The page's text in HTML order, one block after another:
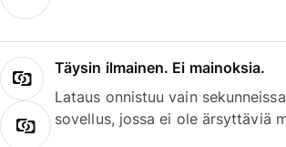
Täysin ilmainen. Ei mainoksia.
Lataus onnistuu vain
sovellus, jossa ei ole ärsyttäviä